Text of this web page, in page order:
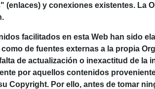
y conexiones existentes. La
facilitados en esta Web han sido
de fuentes externas a la propia
de actualización o inexactitud de la
por aquellos contenidos
Copyright. Por ello, antes de tomar